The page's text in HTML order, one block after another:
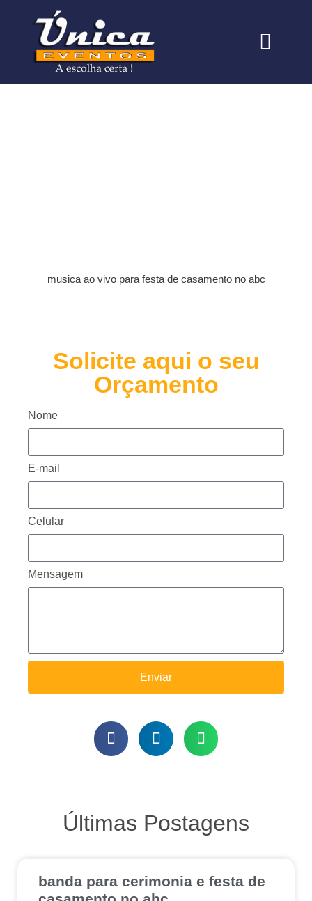
musica ao vivo para festa de casamento no abc
Solicite aqui o seu
Orçamento
Nome
E-mail
Celular
Mensagem
Enviar
Últimas Postagens
banda para cerimonia e festa de